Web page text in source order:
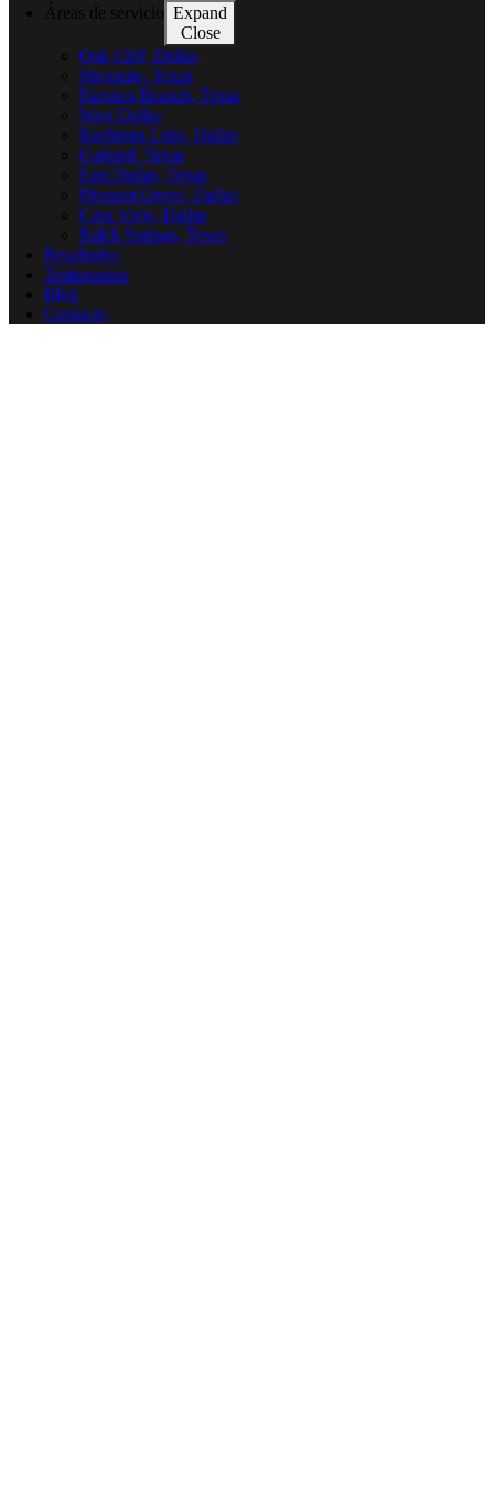
Áreas de servicio Expand
Close
Oak Cliff, Dallas
Mesquite, Texas
Farmers Branch, Texas
West Dallas
Bachman Lake, Dallas
Garland, Texas
East Dallas, Texas
Pleasant Grove, Dallas
Casa View, Dallas
Balch Springs, Texas
Resultados
Testimonios
Blog
Contacto